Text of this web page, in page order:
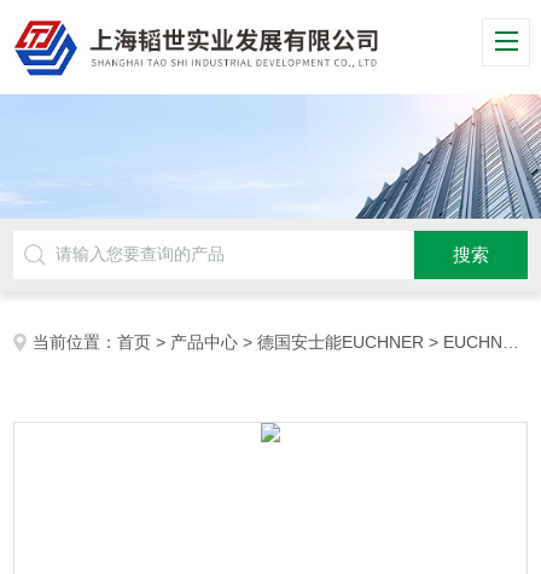
当前位置：首页 > 产品中心 >德国安士能EUCHNER > EUCHNER安全开关